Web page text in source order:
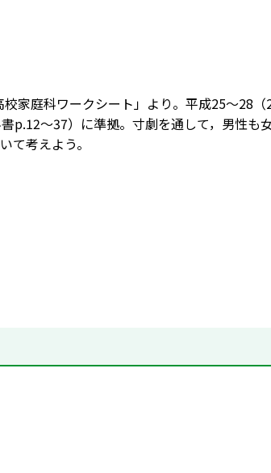
家庭科ワークシート」より。平成25～28
p.12～37）に準拠。寸劇を通して，男性も
て考えよう。